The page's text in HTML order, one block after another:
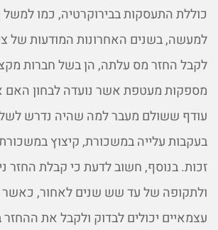
כוללת התעסקות בבירוקרטיה, כמו
למעשה, בשנים האחרונות המודעות של
לקבל החזר מס עלתה, הן בשל חברות
מספקות מעטפת אשר נועדה לבחון האם
עודף ששולם מעבר למה שהיה נדרש
בעקבות עלייה במשכורת, קיצוץ
זכות. בנוסף, חשוב לדעת כי קבלת החזר
ולתקופה של עד שש שנים לאחור, כאשר
עצמאיים יכולים לבדוק ולקבל את ההחזר